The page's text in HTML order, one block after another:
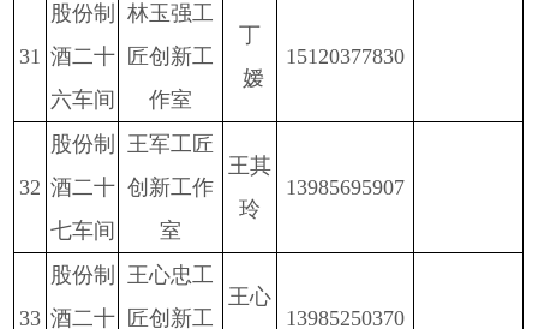
31
股份制
酒二十
六车间
林玉强工
匠创新工
作室
丁
嫒
15120377830
32
股份制
酒二十
七车间
王军工匠
创新工作
室
王其
玲
13985695907
33
股份制
酒二十
王心忠工
匠创新工
王心
13985250370